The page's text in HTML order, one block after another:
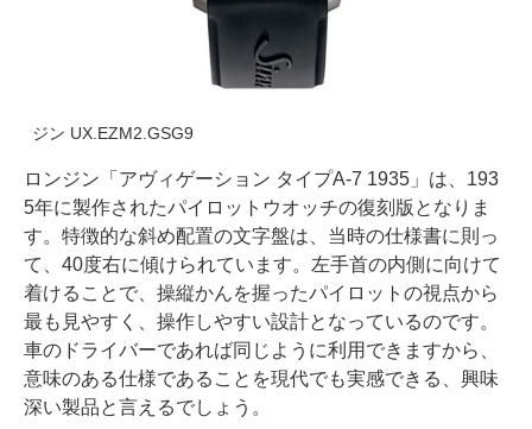
ジン UX.EZM2.GSG9
ロンジン「アヴィゲーション タイプA-7 1935」は、193
5年に製作されたパイロットウオッチの復刻版となりま
す。特徴的な斜め配置の文字盤は、当時の仕様書に則っ
て、40度右に傾けられています。左手首の内側に向けて
着けることで、操縦かんを握ったパイロットの視点から
最も見やすく、操作しやすい設計となっているのです。
車のドライバーであれば同じように利用できますから、
意味のある仕様であることを現代でも実感できる、興味
深い製品と言えるでしょう。